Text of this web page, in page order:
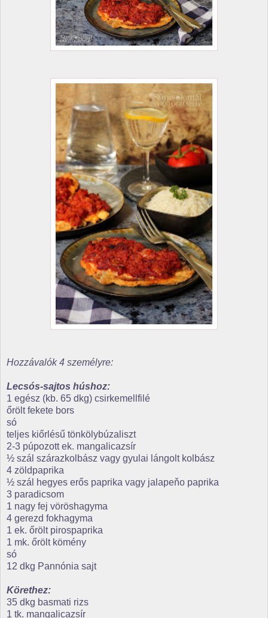
Hozzávalók 4 személyre:
Lecsós-sajtos húshoz:
1 egész (kb. 65 dkg) csirkemellfilé
őrölt fekete bors
só
teljes kiőrlésű tönkölybúzaliszt
2-3 púpozott ek. mangalicazsír
½ szál szárazkolbász vagy gyulai lángolt kolbász
4 zöldpaprika
½ szál hegyes erős paprika vagy jalapeňo paprika
3 paradicsom
1 nagy fej vöröshagyma
4 gerezd fokhagyma
1 ek. őrölt pirospaprika
1 mk. őrölt kömény
só
12 dkg Pannónia sajt
Körethez:
35 dkg basmati rizs
1 tk. mangalicazsír